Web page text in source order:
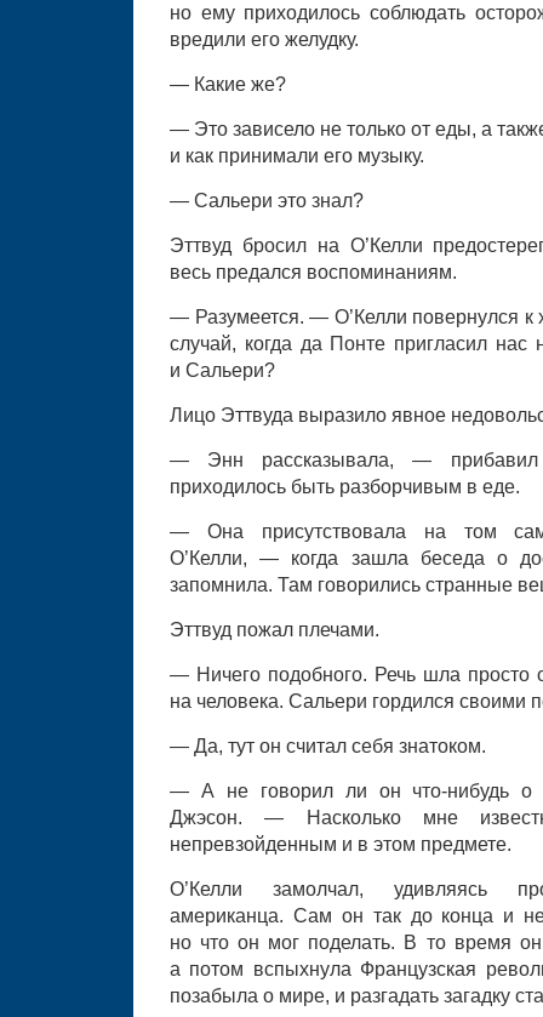
но ему приходилось соблюдать
вредили его желудку.
— Какие же?
— Это зависело не только от еды, а
и как принимали его музыку.
— Сальери это знал?
Эттвуд бросил на О’Келли
весь предался воспоминаниям.
— Разумеется. — О’Келли повернулся к
случай, когда да Понте пригласил
и Сальери?
Лицо Эттвуда выразило явное
— Энн рассказывала, —
приходилось быть разборчивым в еде.
— Она присутствовала на том
О’Келли, — когда зашла беседа о
запомнила. Там говорились странные
Эттвуд пожал плечами.
— Ничего подобного. Речь шла просто
на человека. Сальери гордился своими
— Да, тут он считал себя знатоком.
— А не говорил ли он что-нибудь о
Джэсон. — Насколько мне
непревзойденным и в этом предмете.
О’Келли замолчал, удивляясь
американца. Сам он так до конца и
но что он мог поделать. В то время
а потом вспыхнула Французская
позабыла о мире, и разгадать загадку